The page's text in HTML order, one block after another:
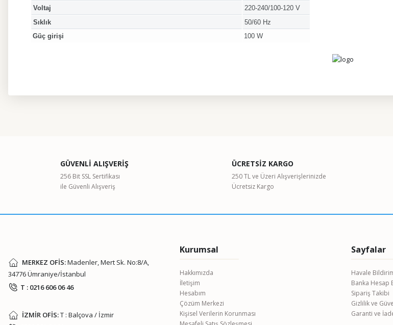
Voltaj
220-240/100-120 V
Sıklık
50/60 Hz
Güç girişi
100 W
Ürün açıklamasında eksik bilgiler bulunuyor.
Ürün bilgilerinde hatalar bulunuyor.
Gönder
GÜVENLİ ALIŞVERİŞ
256 Bit SSL Sertifikası
ile Güvenli Alışveriş
ÜCRETSİZ KARGO
250 TL ve Üzeri Alışverişlerinizde
Ücretsiz Kargo
MERKEZ OFİS:Madenler, Mert Sk. No:8/A,
34776 Ümraniye/İstanbul
T : 0216 606 06 46
İZMİR OFİS:T : Balçova / İzmir
Kurumsal
Hakkımızda
İletişim
Hesabım
Çözüm Merkezi
Kişisel Verilerin Korunması
Sayfalar
Havale
Banka Hesap
Sipariş Takibi
Gizlilik ve
Garanti ve